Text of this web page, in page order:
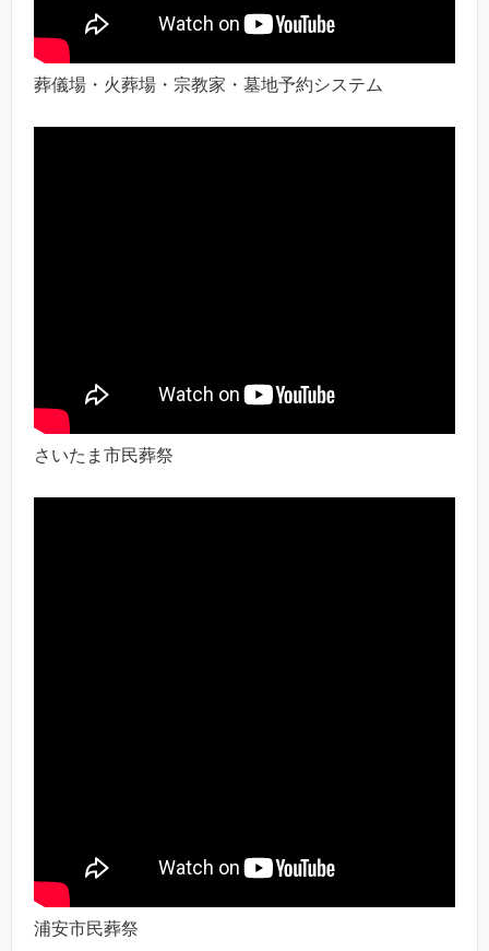
葬儀場・火葬場・宗教家・墓地予約システム
さいたま市民葬祭
浦安市民葬祭